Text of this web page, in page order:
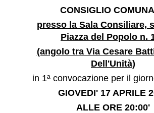
CONSIGLIO
presso la Sala Consiliare,
Piazza del Popolo n.
(angolo tra Via Cesare
Dell'Unità)
in 1ª convocazione per il
GIOVEDI' 17 APRILE
ALLE ORE 20:00'